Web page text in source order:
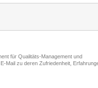
für Qualitäts-Management und
Mail zu deren Zufriedenheit,